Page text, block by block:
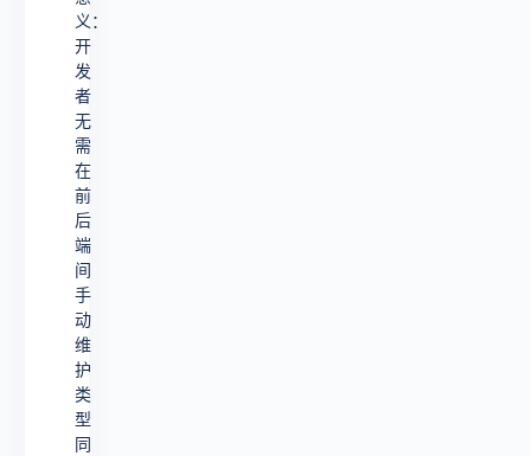
义：
开
发
者
无
需
在
前
后
端
间
手
动
维
护
类
型
同